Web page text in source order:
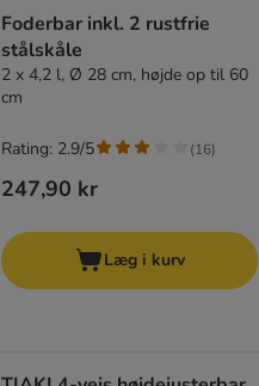
Foderbar inkl. 2 rustfrie
stålskåle
2 x 4,2 l, Ø 28 cm, højde op til 60
cm
247,90 kr
Rating: 2.9/5 (16)
Læg i kurv